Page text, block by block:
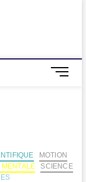
points M
t
o
MOTION
SCIENCE